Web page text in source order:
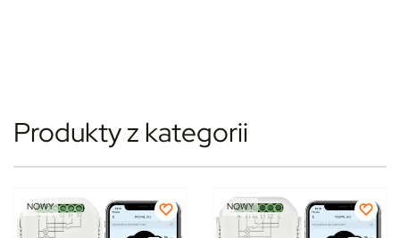
Produkty z kategorii
NOWY NOWY